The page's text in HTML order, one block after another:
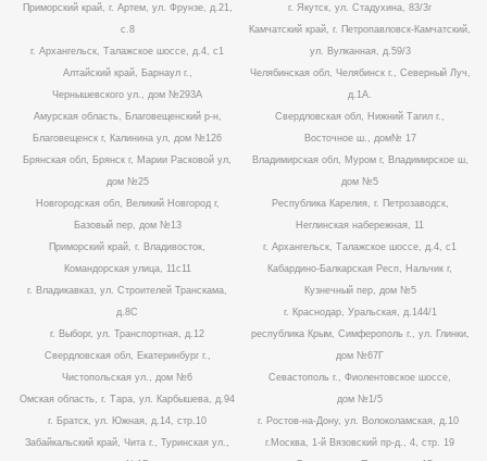
Приморский край, г. Артем, ул. Фрунзе, д.21,
с.8
г. Архангельск, Талажское шоссе, д.4, с1
Алтайский край, Барнаул г.,
Чернышевского ул., дом №293А
Амурская область, Благовещенский р-н,
Благовещенск г, Калинина ул, дом №126
Брянская обл, Брянск г, Марии Расковой ул,
дом №25
Новгородская обл, Великий Новгород г,
Базовый пер, дом №13
Приморский край, г. Владивосток,
Командорская улица, 11с11
г. Владикавказ, ул. Строителей Транскама,
д.8С
г. Выборг, ул. Транспортная, д.12
Свердловская обл, Екатеринбург г.,
Чистопольская ул., дом №6
Омская область, г. Тара, ул. Карбышева, д.94
г. Братск, ул. Южная, д.14, стр.10
Забайкальский край, Чита г., Туринская ул.,
г. Якутск, ул. Стадухина, 83/3г
Камчатский край, г. Петропавловск-Камчатский,
ул. Вулканная, д.59/3
Челябинская обл, Челябинск г., Северный Луч,
д.1А.
Свердловская обл, Нижний Тагил г.,
Восточное ш., дом№ 17
Владимирская обл, Муром г, Владимирское ш,
дом №5
Республика Карелия, г. Петрозаводск,
Неглинская набережная, 11
г. Архангельск, Талажское шоссе, д.4, с1
Кабардино-Балкарская Респ, Нальчик г,
Кузнечный пер, дом №5
г. Краснодар, Уральская, д.144/1
республика Крым, Симферополь г., ул. Глинки,
дом №67Г
Севастополь г., Фиолентовское шоссе,
дом №1/5
г. Ростов-на-Дону, ул. Волоколамская, д.10
г.Москва, 1-й Вязовский пр-д., 4, стр. 19